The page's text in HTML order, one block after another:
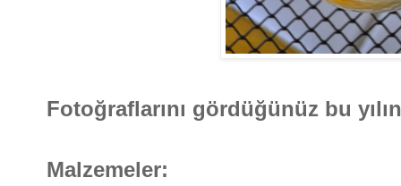
Fotoğraflarını gördüğünüz bu
Malzemeler: